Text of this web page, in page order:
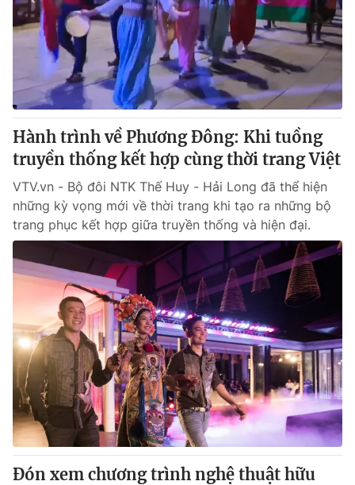
Hành trình về Phương Đông: Khi tuồng
truyền thống kết hợp cùng thời trang Việt
VTV.vn - Bộ đôi NTK Thế Huy - Hải Long đã thể hiện
những kỳ vọng mới về thời trang khi tạo ra những bộ
trang phục kết hợp giữa truyền thống và hiện đại.
Đón xem chương trình nghệ thuật hữu